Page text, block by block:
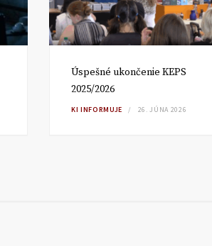
Úspešné ukončenie KEPS
2025/2026
KI INFORMUJE 26. JÚNA 2026